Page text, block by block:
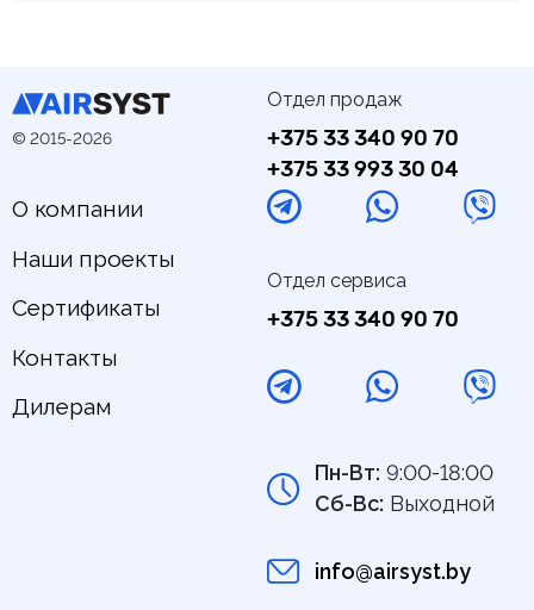
© 2015-2026
О компании
Наши проекты
Сертификаты
Контакты
Дилерам
Пн-Вт: 9:00-18:00
Сб-Вс: Выходной
info@airsyst.by
Отдел продаж
+375 33 340 90 70
+375 33 993 30 04
Отдел сервиса
+375 33 340 90 70